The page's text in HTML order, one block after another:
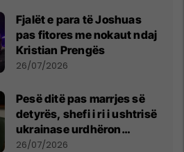
Fjalët e para të Joshuas
pas fitores me nokaut ndaj
Kristian Prengës
26/07/2026
Pesë ditë pas marrjes së
detyrës, shefi i ri i ushtrisë
ukrainase urdhëron
kontroll të madh
26/07/2026